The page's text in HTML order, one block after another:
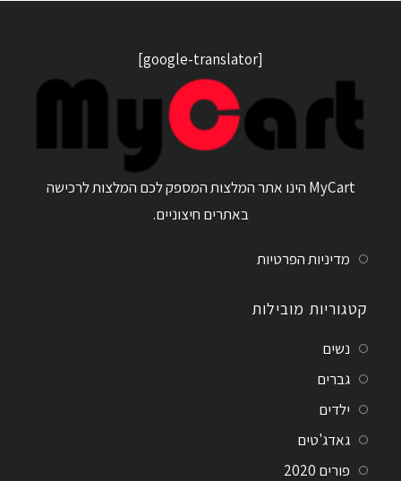
[google-translator]
MyCart הינו אתר המלצות המספק לכם המלצות לרכישה
באתרים חיצוניים.
מדיניות הפרטיות
קטגוריות מובילות
נשים
גברים
ילדים
גאדג'טים
פורים 2020